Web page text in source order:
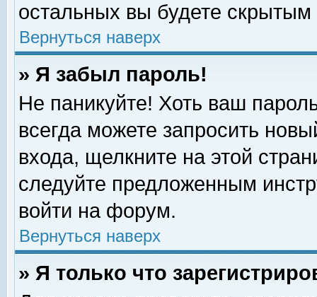
остальных вы будете скрытым
Вернуться наверх
» Я забыл пароль!
Не паникуйте! Хоть ваш
всегда можете запросить
входа, щелкните на этой
следуйте предложенным
войти на форум.
Вернуться наверх
» Я только что